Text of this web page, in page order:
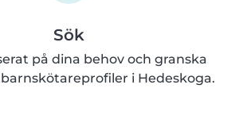
Sök
på dina behov och granska
i Hedeskoga.